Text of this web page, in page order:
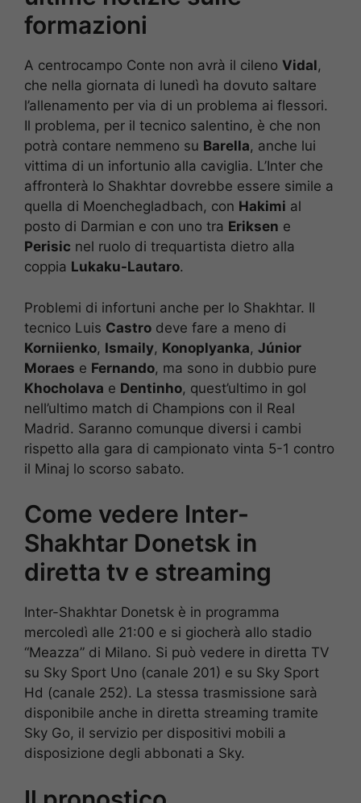
formazioni
A centrocampo Conte non avrà il cileno Vidal,
che nella giornata di lunedì ha dovuto saltare
l’allenamento per via di un problema ai flessori.
Il problema, per il tecnico salentino, è che non
potrà contare nemmeno su Barella, anche lui
vittima di un infortunio alla caviglia. L’Inter che
affronterà lo Shakhtar dovrebbe essere simile a
quella di Moenchegladbach, con Hakimi al
posto di Darmian e con uno tra Eriksen e
Perisic nel ruolo di trequartista dietro alla
coppia Lukaku-Lautaro.
Problemi di infortuni anche per lo Shakhtar. Il
tecnico Luis Castro deve fare a meno di
Korniienko, Ismaily, Konoplyanka, Júnior
Moraes e Fernando, ma sono in dubbio pure
Khocholava e Dentinho, quest’ultimo in gol
nell’ultimo match di Champions con il Real
Madrid. Saranno comunque diversi i cambi
rispetto alla gara di campionato vinta 5-1 contro
il Minaj lo scorso sabato.
Come vedere Inter-
Shakhtar Donetsk in
diretta tv e streaming
Inter-Shakhtar Donetsk è in programma
mercoledì alle 21:00 e si giocherà allo stadio
“Meazza” di Milano. Si può vedere in diretta TV
su Sky Sport Uno (canale 201) e su Sky Sport
Hd (canale 252). La stessa trasmissione sarà
disponibile anche in diretta streaming tramite
Sky Go, il servizio per dispositivi mobili a
disposizione degli abbonati a Sky.